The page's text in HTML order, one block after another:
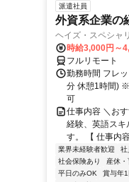
派遣社員
外資系企業の
ヘイズ・スペシャ
時給3,000円～
フルリモート
勤務時間 フレ
分 休憩1時間)
可
仕事内容 ＼お
経験、英語スキ
す。 【 仕事内
業界未経験者歓迎 社
社会保険あり
産休
平日のみOK
賞与年1